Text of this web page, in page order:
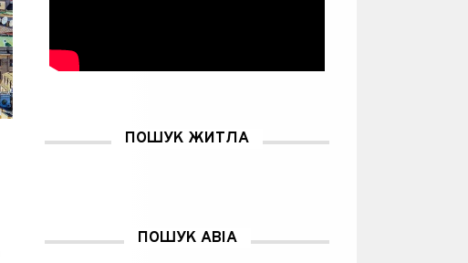
ПОШУК ЖИТЛА
ПОШУК АВІА